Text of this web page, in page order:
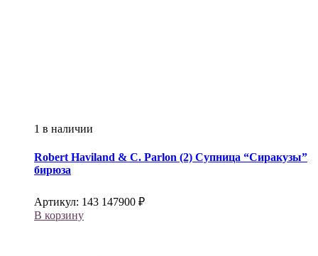
1 в наличии
Robert Haviland & C. Parlon (2) Супница “Сиракузы”
бирюза
Артикул: 143 147900 ₽
В корзину